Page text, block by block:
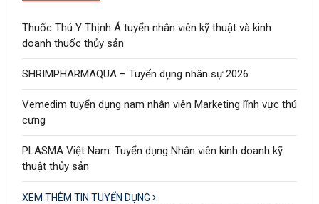
Thuốc Thú Y Thịnh Á tuyển nhân viên kỹ thuật và kinh
doanh thuốc thủy sản
SHRIMPHARMAQUA – Tuyển dụng nhân sự 2026
Vemedim tuyển dụng nam nhân viên Marketing lĩnh vực thú
cưng
PLASMA Việt Nam: Tuyển dụng Nhân viên kinh doanh kỹ
thuật thủy sản
XEM THÊM TIN TUYỂN DỤNG